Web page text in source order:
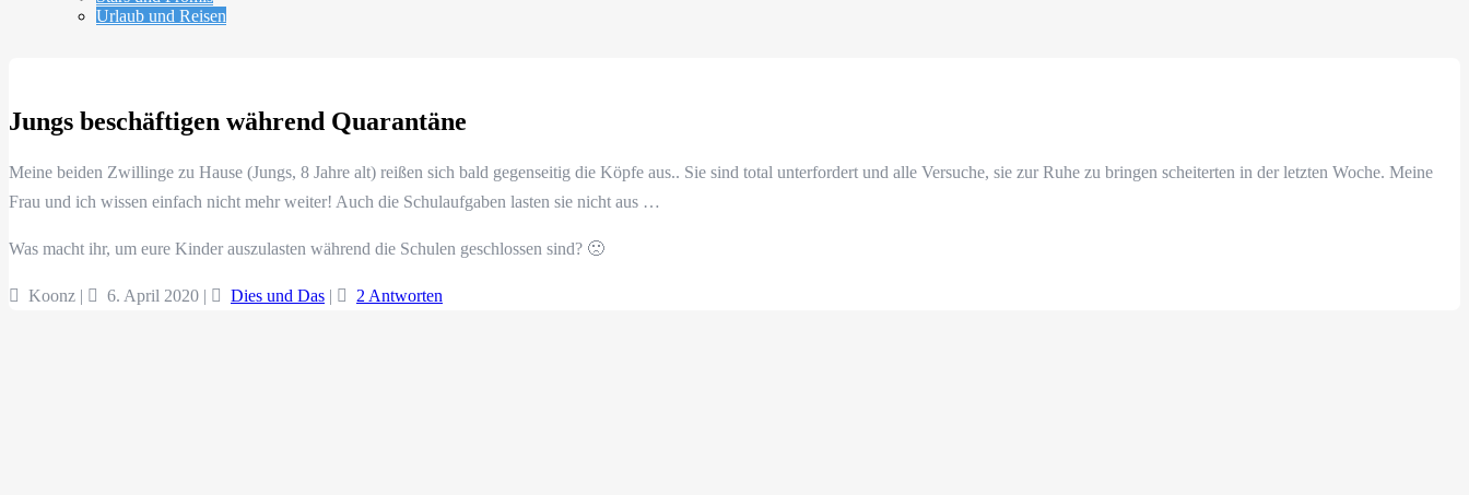
Urlaub und Reisen
Jungs beschäftigen während Quarantäne
Meine beiden Zwillinge zu Hause (Jungs, 8 Jahre alt) reißen sich bald gegenseitig die Köpfe aus.. Sie sind total unterfordert und alle Versuche, sie zur Ruhe zu bringen scheiterten in der letzten Woche. Meine
Frau und ich wissen einfach nicht mehr weiter! Auch die Schulaufgaben lasten sie nicht aus …
Was macht ihr, um eure Kinder auszulasten während die Schulen geschlossen sind? 🙁
Koonz | 6. April 2020 | Dies und Das | 2 Antworten